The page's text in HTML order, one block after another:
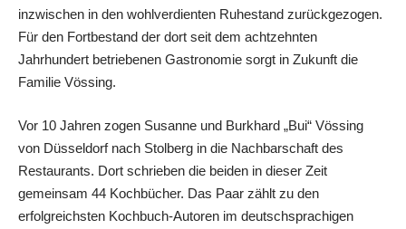
inzwischen in den wohlverdienten Ruhestand zurückgezogen.
Für den Fortbestand der dort seit dem achtzehnten
Jahrhundert betriebenen Gastronomie sorgt in Zukunft die
Familie Vössing.
Vor 10 Jahren zogen Susanne und Burkhard „Bui“ Vössing
von Düsseldorf nach Stolberg in die Nachbarschaft des
Restaurants. Dort schrieben die beiden in dieser Zeit
gemeinsam 44 Kochbücher. Das Paar zählt zu den
erfolgreichsten Kochbuch-Autoren im deutschsprachigen